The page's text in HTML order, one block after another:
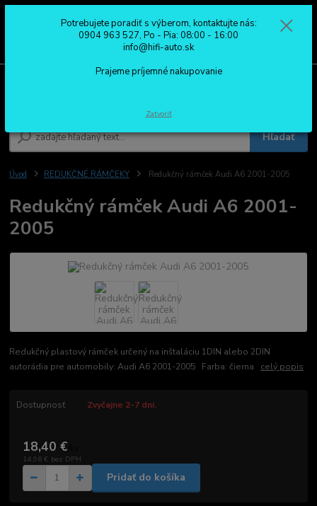
Hľadať
0904 963 527
Po - Pia: 08:00 - 16:00
Úvod REDUKČNÉ RÁMČEKY Redukčný rámček Audi A6 2001-2005
Redukčný rámček Audi A6 2001-
2005
Redukčný plastový rámček určený na inštaláciu 1DIN alebo 2DIN
autorádia pre automobily: Audi A6 2001-2005 Farba: čierna celý popis
Dostupnosť Zvyčajne 2-7 dni.
18,40 €
14,96 € bez DPH
Pridať do košíka
Potrebujete poradiť s výberom, kontaktujte nás:
0904 963 527, Po - Pia: 08:00 - 16:00
info@hifi-auto.sk
Prajeme príjemné nakupovanie
Zatvoriť